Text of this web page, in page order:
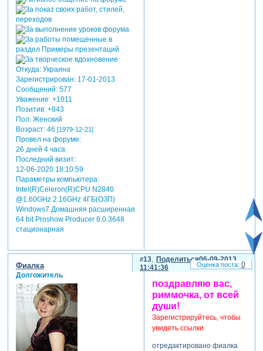
Откуда:Украина
Зарегистрирован: 17-01-2013
Сообщений:577
Уважение: +1011
Позитив: +843
Пол:Женский
Возраст:46 [1979-12-21]
Провел на форуме:
26 дней 4 часа
Последний визит:
12-06-2020 18:10:59
Параметры компьютера:
Intel(R)Celeron(R)CPU N2840
@1.60GHz 2.16GHz 4ГБ(ОЗП)
Windows7 Домашняя расширенная
64 bit Proshow Producer 8.0.3648
стационарная
Поделиться
13
06-09-2013
11:41:36
Фиалка
Долгожитель
поздравляю вас,
риммочка, от всей
души!
Зарегистрируйтесь, чтобы
увидеть ссылки
отредактировано фиалка
0